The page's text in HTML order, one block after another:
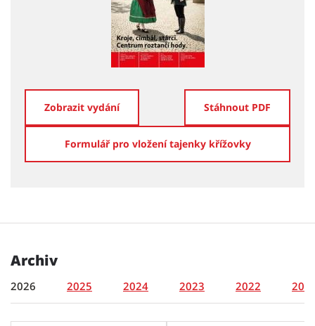
Zobrazit vydání Stáhnout PDF
Formulář pro vložení tajenky křížovky
Archiv
2026 2025 2024 2023 2022